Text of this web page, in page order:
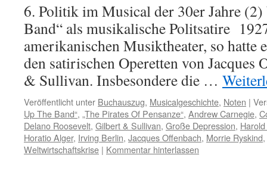
6. Politik im Musical der 30er Jahre
Band“ als musikalische Politsatire
amerikanischen Musiktheater, so hatte
den satirischen Operetten von Jacques
& Sullivan. Insbesondere die …
Veröffentlicht unter Buchauszug, Musicalgeschichte, Noten |
Up The Band“, „The Pirates Of Pensanze“, Andrew Carnegie,
Delano Roosevelt, Gilbert & Sullivan, Große Depression,
Horatio Alger, Irving Berlin, Jacques Offenbach, Morrie Ryskind,
Weltwirtschaftskrise | Kommentar hinterlassen